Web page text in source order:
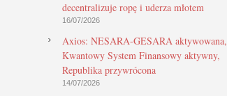
decentralizuje ropę i uderza młotem
16/07/2026
Axios: NESARA-GESARA aktywowana,
Kwantowy System Finansowy aktywny,
Republika przywrócona
14/07/2026